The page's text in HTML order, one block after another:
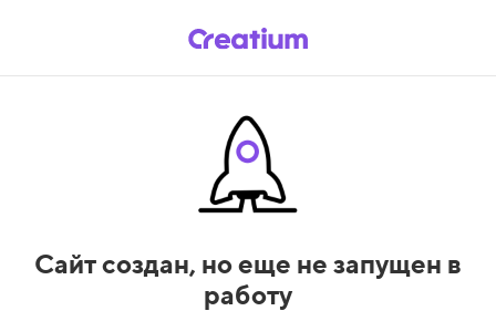
Сайт создан, но еще не запущен в
работу